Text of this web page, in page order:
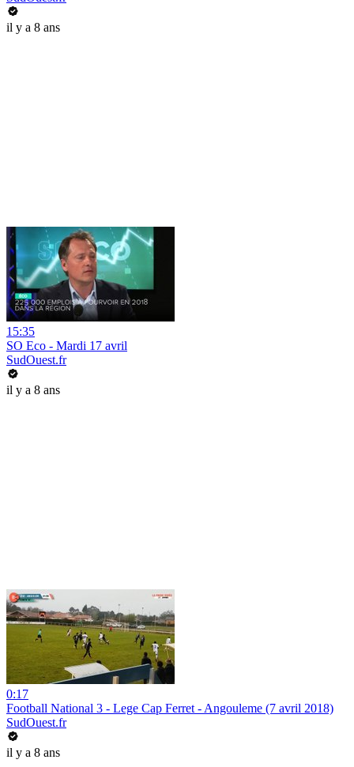
il y a 8 ans
15:35
SO Eco - Mardi 17 avril
SudOuest.fr
il y a 8 ans
0:17
Football National 3 - Lege Cap Ferret - Angouleme (7 avril 2018)
SudOuest.fr
il y a 8 ans